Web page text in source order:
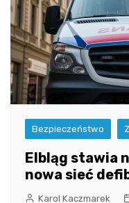
Bezpieczeństwo
Elbląg stawia
nowa sieć
Karol Kaczmarek